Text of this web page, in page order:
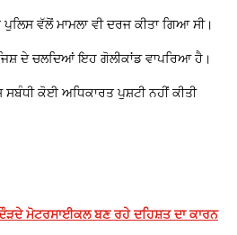
ਪੁਲਿਸ ਵੱਲੋਂ ਮਾਮਲਾ ਵੀ ਦਰਜ ਕੀਤਾ ਗਿਆ ਸੀ।
ਦੇ ਚਲਦਿਆਂ ਇਹ ਗੋਲੀਕਾਂਡ ਵਾਪਰਿਆ ਹੈ।
ਕੋਈ ਅਧਿਕਾਰਤ ਪੁਸ਼ਟੀ ਨਹੀਂ ਕੀਤੀ
ਦੌੜਦੇ ਮੋਟਰਸਾਈਕਲ ਬਣ ਰਹੇ ਦਹਿਸ਼ਤ ਦਾ ਕਾਰਨ